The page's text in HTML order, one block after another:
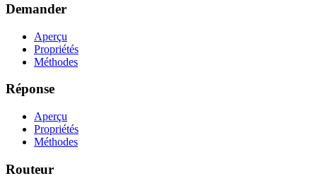
Demander
Aperçu
Propriétés
Méthodes
Réponse
Aperçu
Propriétés
Méthodes
Routeur